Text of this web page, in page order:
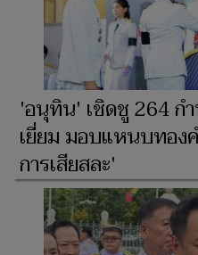
'อนุทิน' เชิดชู 264 ก
เยี่ยม มอบแหนบทอง
การเสียสละ'